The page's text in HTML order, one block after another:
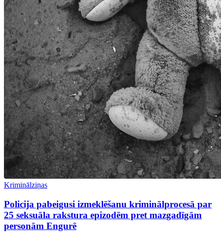
Kriminālziņas
Policija pabeigusi izmeklēšanu kriminālprocesā par
25 seksuāla rakstura epizodēm pret mazgadīgām
personām Engurē